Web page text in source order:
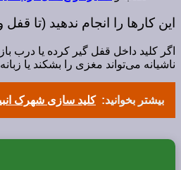
این کارها را انجام ندهید (تا
اگر کلید داخل قفل گیر کرده یا درب
ناشیانه می‌تواند مغزی را بشکند یا
بیشتر بخوانید: کلید سازی شهرک